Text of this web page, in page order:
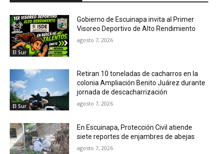
El Sur
Gobierno de Escuinapa invita al Primer
Visoreo Deportivo de Alto Rendimiento
agosto 7, 2026
El Sur
Retiran 10 toneladas de cacharros en la
colonia Ampliación Benito Juárez durante
jornada de descacharrización
agosto 7, 2026
En Escuinapa, Protección Civil atiende
siete reportes de enjambres de abejas
agosto 7, 2026